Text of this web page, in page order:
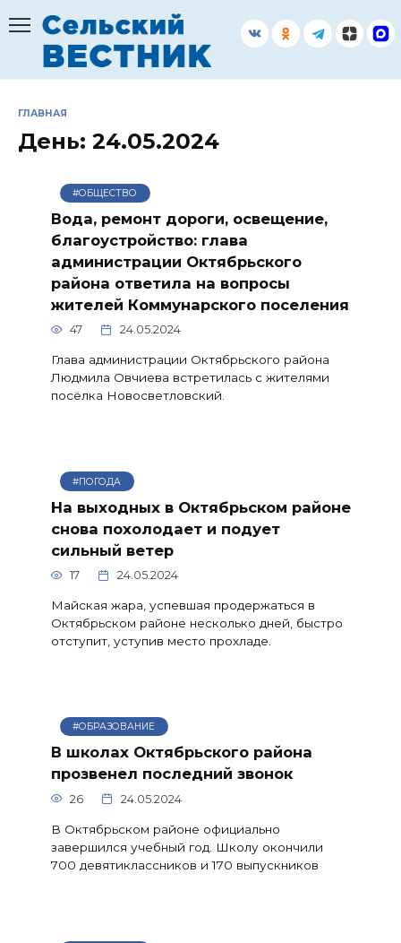
содержанию
ГЛАВНАЯ
День: 24.05.2024
#ОБЩЕСТВО
Вода, ремонт дороги, освещение,
благоустройство: глава
администрации Октябрьского
района ответила на вопросы
жителей Коммунарского поселения
47 24.05.2024
Глава администрации Октябрьского района
Людмила Овчиева встретилась с жителями
посёлка Новосветловский.
#ПОГОДА
На выходных в Октябрьском районе
снова похолодает и подует
сильный ветер
17 24.05.2024
Майская жара, успевшая продержаться в
Октябрьском районе несколько дней, быстро
отступит, уступив место прохладе.
#ОБРАЗОВАНИЕ
В школах Октябрьского района
прозвенел последний звонок
26 24.05.2024
В Октябрьском районе официально
завершился учебный год. Школу окончили
700 девятиклассников и 170 выпускников